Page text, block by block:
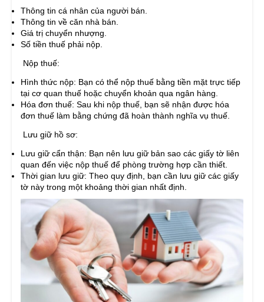
Thông tin cá nhân của người bán.
Thông tin về căn nhà bán.
Giá trị chuyển nhượng.
Số tiền thuế phải nộp.
Nộp thuế:
Hình thức nộp: Bạn có thể nộp thuế bằng tiền mặt trực tiếp
tại cơ quan thuế hoặc chuyển khoản qua ngân hàng.
Hóa đơn thuế: Sau khi nộp thuế, bạn sẽ nhận được hóa
đơn thuế làm bằng chứng đã hoàn thành nghĩa vụ thuế.
Lưu giữ hồ sơ:
Lưu giữ cẩn thận: Bạn nên lưu giữ bản sao các giấy tờ liên
quan đến việc nộp thuế để phòng trường hợp cần thiết.
Thời gian lưu giữ: Theo quy định, bạn cần lưu giữ các giấy
tờ này trong một khoảng thời gian nhất định.